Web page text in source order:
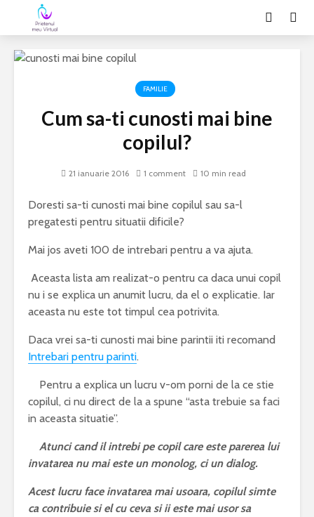
FAMILIE
Cum sa-ti cunosti mai bine
copilul?
21 ianuarie 2016 1 comment 10 min read
Doresti sa-ti cunosti mai bine copilul sau sa-l
pregatesti pentru situatii dificile?
Mai jos aveti 100 de intrebari pentru a va ajuta.
Aceasta lista am realizat-o pentru ca daca unui copil
nu i se explica un anumit lucru, da el o explicatie. Iar
aceasta nu este tot timpul cea potrivita.
Daca vrei sa-ti cunosti mai bine parintii iti recomand
Intrebari pentru parinti.
Pentru a explica un lucru v-om porni de la ce stie
copilul, ci nu direct de la a spune “asta trebuie sa faci
in aceasta situatie”.
Atunci cand il intrebi pe copil care este parerea lui
invatarea nu mai este un monolog, ci un dialog.
Acest lucru face invatarea mai usoara, copilul simte
ca contribuie si el cu ceva si ii este mai usor sa